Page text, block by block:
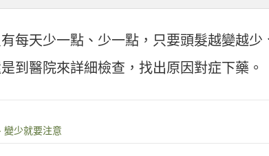
每天少一點、少一點，只要頭髮越變越少
到醫院來詳細檢查，找出原因對症下藥。
變少就要注意